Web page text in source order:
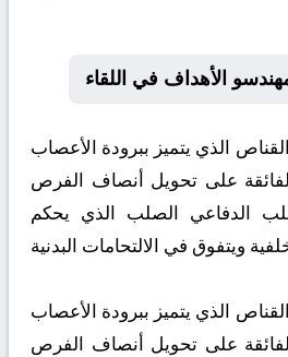
الأهداف في اللقاء
الذي يتميز ببرودة الأعصاب
على تحويل أنصاف الفرص
الدفاعي الصلب الذي يحكم
ويتفوق في الالتحامات البدنية
الذي يتميز ببرودة الأعصاب
على تحويل أنصاف الفرص